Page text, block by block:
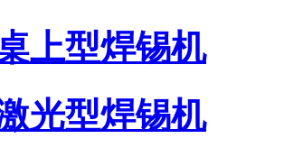
上型焊锡机
光型焊锡机